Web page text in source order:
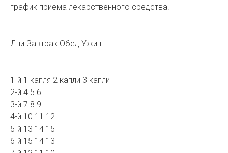
график приёма лекарственного средства.
Дни Завтрак Обед Ужин
1-й 1 капля 2 капли 3 капли
2-й 4 5 6
3-й 7 8 9
4-й 10 11 12
5-й 13 14 15
6-й 15 14 13